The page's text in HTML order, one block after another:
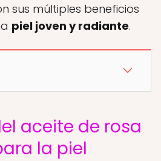
sus múltiples beneficios
piel joven y radiante.
aceite de rosa
la piel